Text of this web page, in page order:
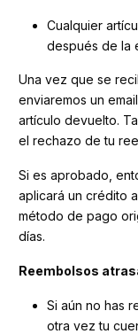
Cualquier
después de la
Una vez que se
enviaremos un
artículo devuelto.
el rechazo de tu
Si es aprobado,
aplicará un crédito
método de pago
días.
Reembolsos
Si aún no has
otra vez tu